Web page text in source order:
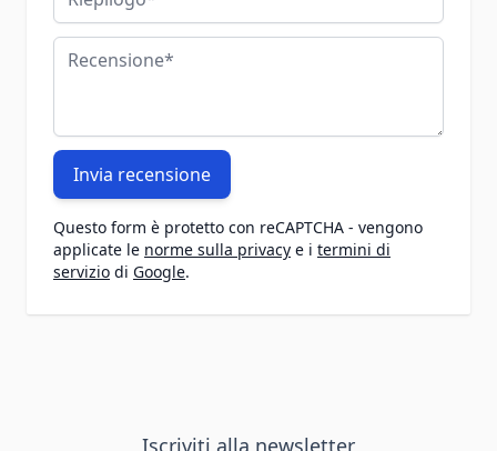
Recensione
Invia recensione
Questo form è protetto con reCAPTCHA - vengono
applicate le norme sulla privacy e i termini di
servizio di Google.
Iscriviti alla newsletter